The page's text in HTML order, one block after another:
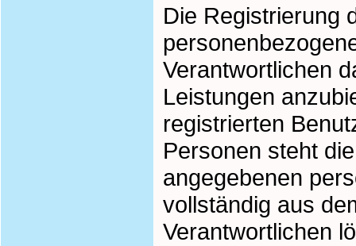
Die Registrierung
Verantwortlichen
Leistungen
registrierten
Personen steht
angegebenen
vollständig aus
Verantwortlichen